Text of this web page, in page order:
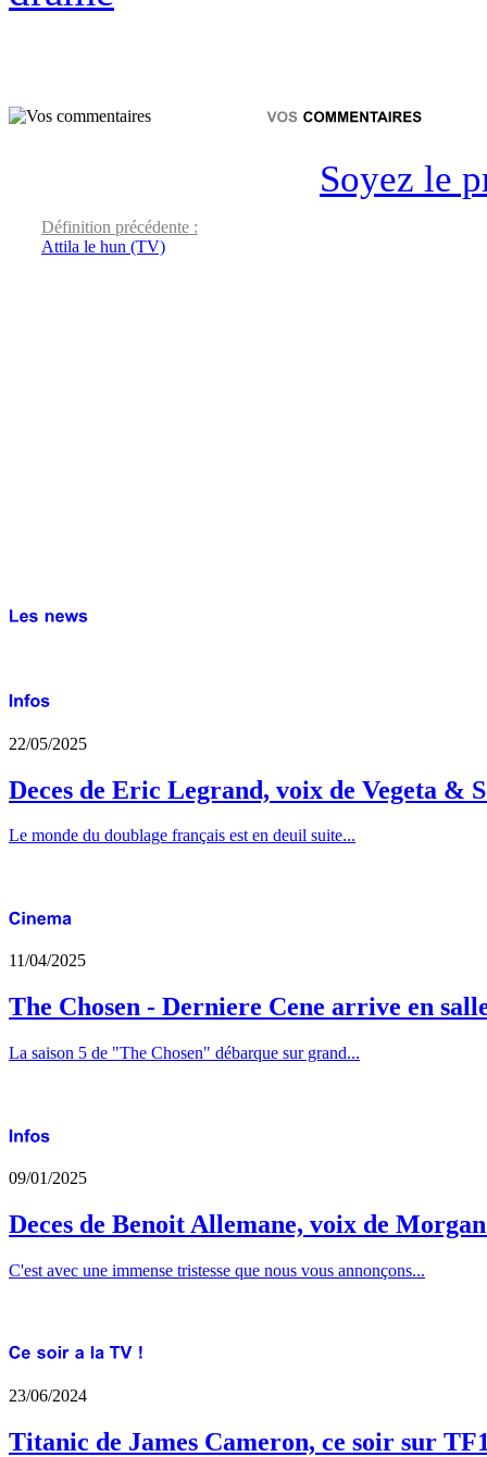
Soyez le
Définition précédente :
Attila le hun (TV)
22/05/2025
Deces de Eric Legrand, voix de Vegeta &
Le monde du doublage français est en deuil suite...
11/04/2025
The Chosen - Derniere Cene arrive en
La saison 5 de "The Chosen" débarque sur grand...
09/01/2025
Deces de Benoit Allemane, voix de
C'est avec une immense tristesse que nous vous annonçons...
23/06/2024
Titanic de James Cameron, ce soir sur